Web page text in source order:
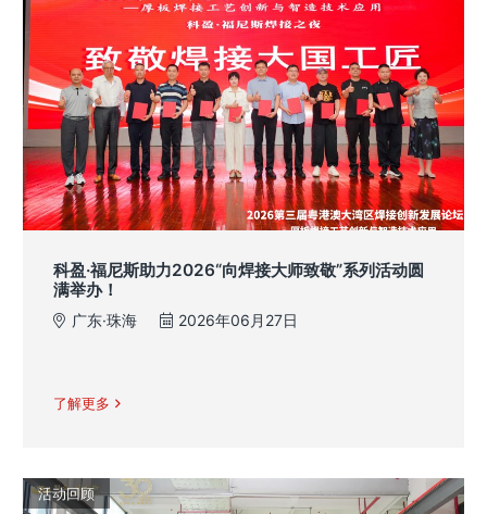
科盈·福尼斯助力2026“向焊接大师致敬”系列活动圆
满举办！
广东·珠海 2026年06月27日
了解更多
活动回顾